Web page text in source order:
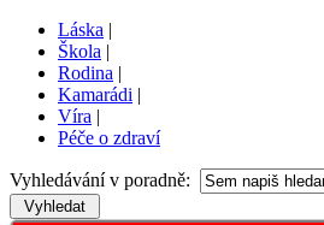
Láska |
Škola |
Rodina |
Kamarádi |
Víra |
Péče o zdraví
Vyhledávání v poradně: